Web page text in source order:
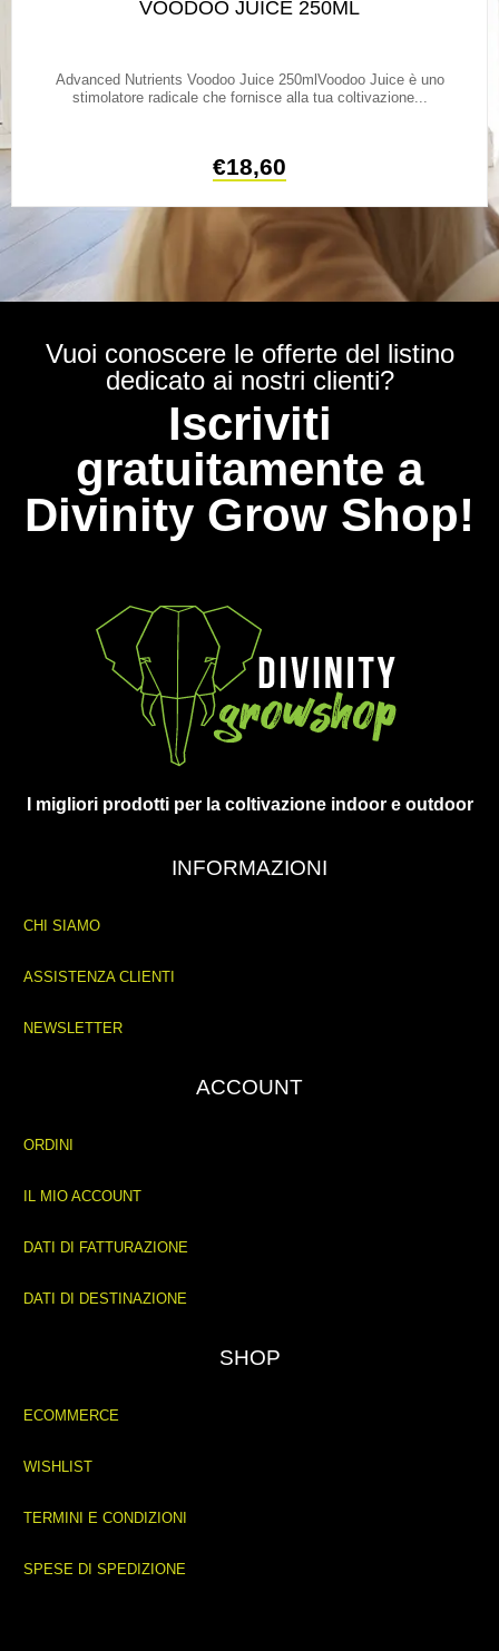
VOODOO JUICE 250ML
Advanced Nutrients Voodoo Juice 250mlVoodoo Juice è uno
stimolatore radicale che fornisce alla tua coltivazione...
€18,60
Vuoi conoscere le offerte del listino
dedicato ai nostri clienti?
Iscriviti
gratuitamente a
Divinity Grow Shop!
I migliori prodotti per la coltivazione indoor e outdoor
INFORMAZIONI
CHI SIAMO
ASSISTENZA CLIENTI
NEWSLETTER
ACCOUNT
ORDINI
IL MIO ACCOUNT
DATI DI FATTURAZIONE
DATI DI DESTINAZIONE
SHOP
ECOMMERCE
WISHLIST
TERMINI E CONDIZIONI
SPESE DI SPEDIZIONE